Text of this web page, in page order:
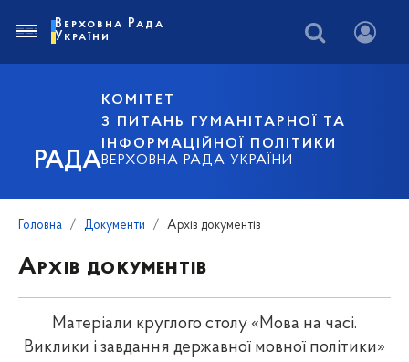
РАДА
КОМІТЕТ
З ПИТАНЬ ГУМАНІТАРНОЇ ТА
ІНФОРМАЦІЙНОЇ ПОЛІТИКИ
ВЕРХОВНА РАДА УКРАЇНИ
Верховна Рада
України
Головна Документи Архів документів
Архів документів
Матеріали круглого столу «Мова на часі.
Виклики і завдання державної мовної політики»